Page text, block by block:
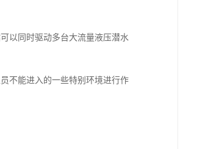
以同时驱动多台大流量液压潜水
不能进入的一些特别环境进行作